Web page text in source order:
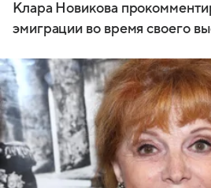
Клара Новикова
эмиграции во время своего